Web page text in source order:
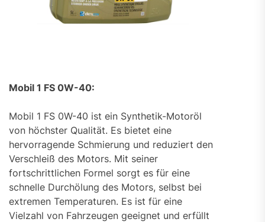
Mobil 1 FS 0W-40:
Mobil 1 FS 0W-40 ist ein Synthetik-Motoröl
von höchster Qualität. Es bietet eine
hervorragende Schmierung und reduziert den
Verschleiß des Motors. Mit seiner
fortschrittlichen Formel sorgt es für eine
schnelle Durchölung des Motors, selbst bei
extremen Temperaturen. Es ist für eine
Vielzahl von Fahrzeugen geeignet und erfüllt